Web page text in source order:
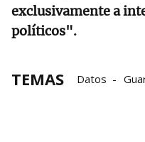
exclusivamente a
políticos".
TEMAS Datos